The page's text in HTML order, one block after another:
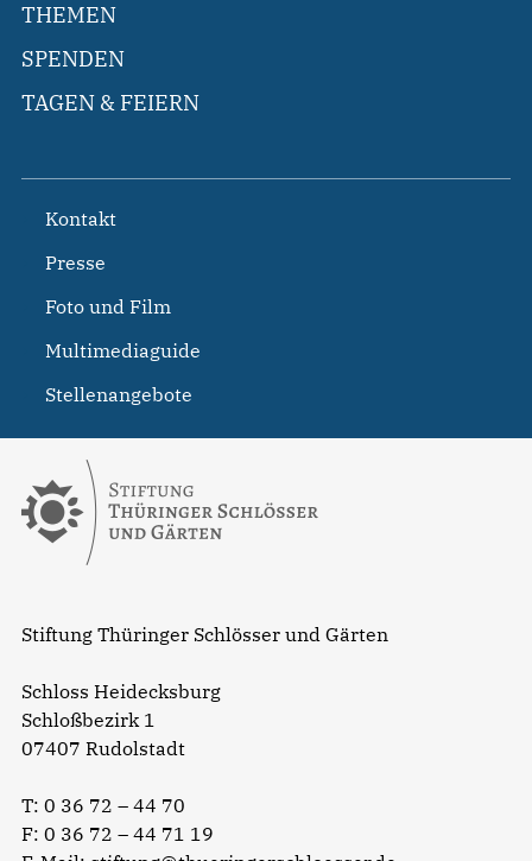
Stiftung Thüringer Schlösser und Gärten
Schloss Heidecksburg
Schloßbezirk 1
07407 Rudolstadt
T: 0 36 72 – 44 70
F: 0 36 72 – 44 71 19
THEMEN
SPENDEN
TAGEN & FEIERN
Kontakt
Presse
Foto und Film
Multimediaguide
Stellenangebote